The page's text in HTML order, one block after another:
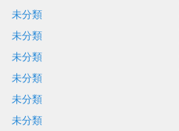
未分類
未分類
未分類
未分類
未分類
未分類